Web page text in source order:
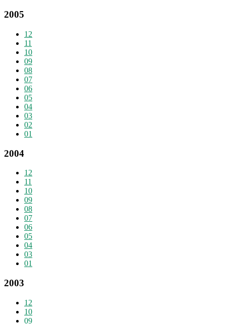
2005
12
11
10
09
08
07
06
05
04
03
02
01
2004
12
11
10
09
08
07
06
05
04
03
01
2003
12
10
09